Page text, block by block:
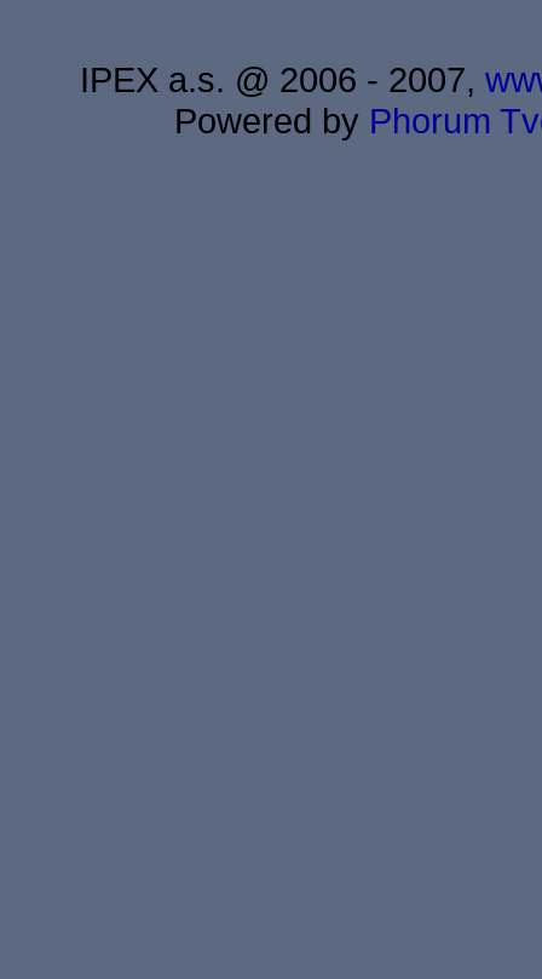
IPEX a.s. @ 2006 - 2007,
Powered by Phorum